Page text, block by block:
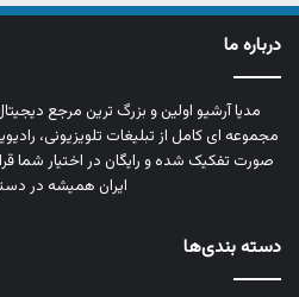
درباره ما
مدیا آرشیو اولین و بزرگ‌ ترین مرجع
مجموعه‌ ای کامل از تبلیغات تلویزیونی،
صورت تفکیک‌ شده و رایگان در اختیار شما
ایران همیشه در
دسته بندی‌ها